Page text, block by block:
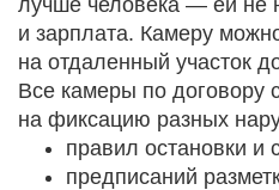
лучше человека — ей не
и зарплата. Камеру
на отдаленный участок
Все камеры по договору
на фиксацию разных
правил остановки и
предписаний